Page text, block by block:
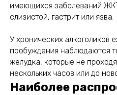
имеющихся заболеваний
слизистой, гастрит или язва.
У хронических алкоголиков
пробуждения наблюдаются
желудка, которые не
нескольких часов или до
Наиболее